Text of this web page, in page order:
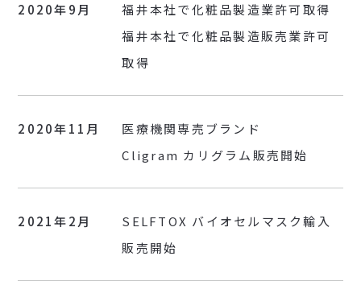
2020年9月
福井本社で化粧品製造業許可取得
福井本社で化粧品製造販売業許可
取得
2020年11月
医療機関専売ブランド
Cligram カリグラム販売開始
2021年2月
SELFTOX バイオセルマスク輸入
販売開始